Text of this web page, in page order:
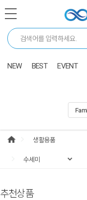
NEW BEST EVENT
추천상품